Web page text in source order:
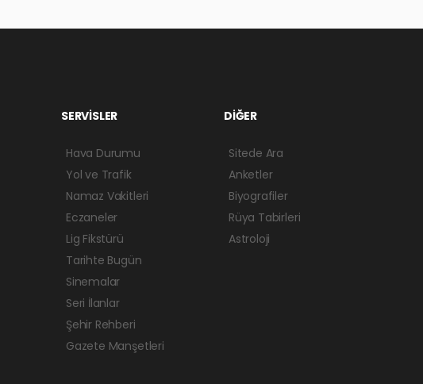
SERVİSLER
Hava Durumu
Yol ve Trafik
Namaz Vakitleri
Eczaneler
Lig Fikstürü
Tarihte Bugün
Sinemalar
Seri İlanlar
Şehir Rehberi
Gazete Manşetleri
DİĞER
Sitede Ara
Anketler
Biyografiler
Rüya Tabirleri
Astroloji